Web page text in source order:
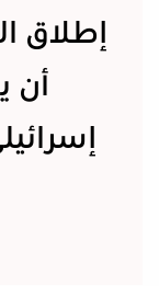
إطلاق
أن